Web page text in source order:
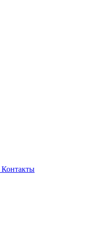
Контакты